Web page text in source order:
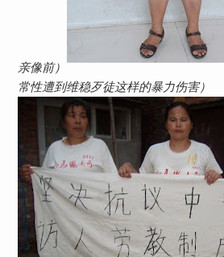
亲像前）
常性遭到维稳歹徒这样的暴力伤害）